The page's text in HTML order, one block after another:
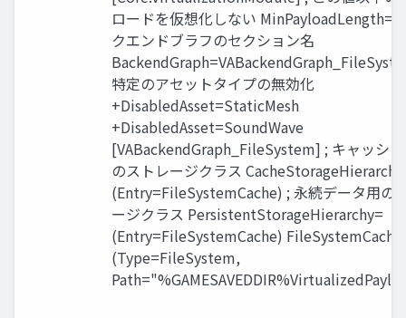
ロードを仮想化しない MinPayloadLength=0
クエンドブラフのセクション名
特定のアセットタイプの無効化
+DisabledAsset=StaticMesh
+DisabledAsset=SoundWave
[VABackendGraph_FileSystem] ; キャッシ
のストレージクラス
(Entry=FileSystemCache) ; 永続データ用の
ージクラス PersistentStorageHierarchy=
(Entry=FileSystemCache)
(Type=FileSystem,